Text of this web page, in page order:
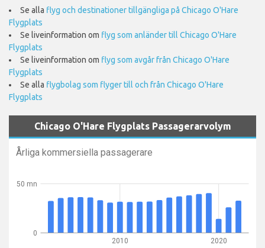
Se alla flyg och destinationer tillgängliga på Chicago O'Hare
Flygplats
Se liveinformation om flyg som anländer till Chicago O'Hare
Flygplats
Se liveinformation om flyg som avgår från Chicago O'Hare
Flygplats
Se alla flygbolag som flyger till och från Chicago O'Hare
Flygplats
Chicago O'Hare Flygplats Passagerarvolym
Årliga kommersiella passagerare
2010 2020
0
50 mn